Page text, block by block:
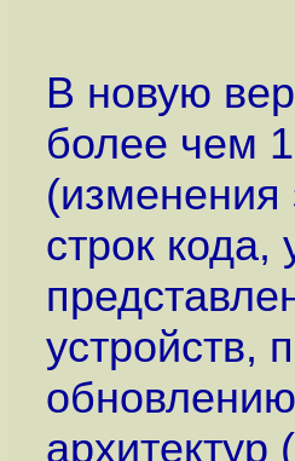
В новую
более чем
(изменения
строк
устройств,